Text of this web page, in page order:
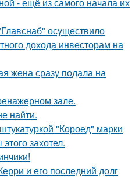
- ещё из самого начала их
осуществило
дохода инвесторам на
жена сразу подала на
зале.
найти.
"Короед" марки
захотел.
и его последний долг